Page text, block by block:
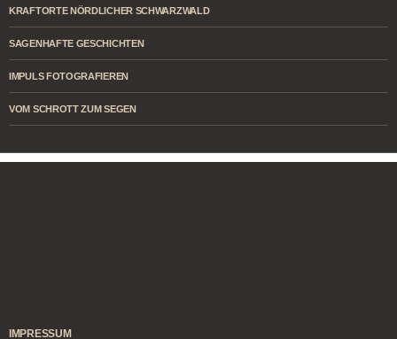
KRAFTORTE NÖRDLICHER SCHWARZWALD
SAGENHAFTE GESCHICHTEN
IMPULS FOTOGRAFIEREN
VOM SCHROTT ZUM SEGEN
IMPRESSUM